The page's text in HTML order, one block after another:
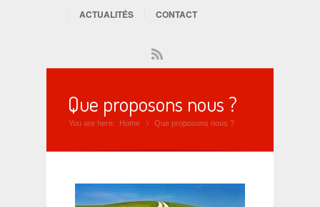
ACTUALITÉS
CONTACT
Que proposons nous ?
You are here: Home »
Que proposons nous ?